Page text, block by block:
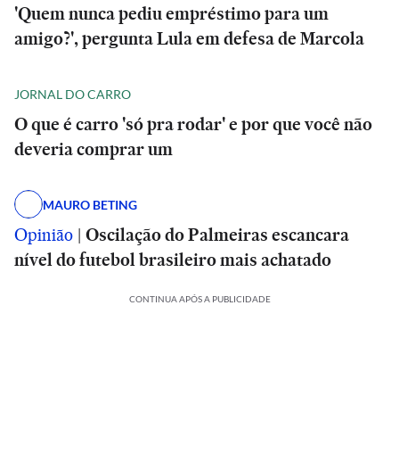
'Quem nunca pediu empréstimo para um
amigo?', pergunta Lula em defesa de Marcola
JORNAL DO CARRO
O que é carro 'só pra rodar' e por que você não
deveria comprar um
MAURO BETING
Opinião | Oscilação do Palmeiras escancara
nível do futebol brasileiro mais achatado
CONTINUA APÓS A PUBLICIDADE